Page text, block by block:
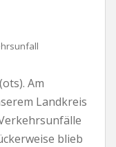
Am
Landkreis
blieb